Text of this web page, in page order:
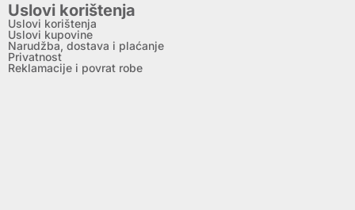
Uslovi korištenja
Uslovi korištenja
Uslovi kupovine
Narudžba, dostava i plaćanje
Privatnost
Reklamacije i povrat robe